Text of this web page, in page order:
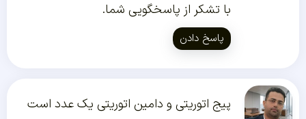
با تشکر از پاسخگویی شما.
پاسخ دادن
پیج اتوریتی و دامین اتوریتی یک عدد است